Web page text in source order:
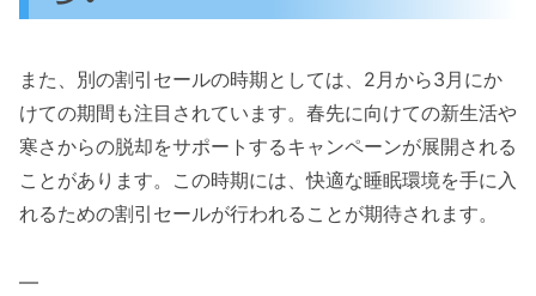
また、別の割引セールの時期としては、2月から3月にか
けての期間も注目されています。春先に向けての新生活や
寒さからの脱却をサポートするキャンペーンが展開される
ことがあります。この時期には、快適な睡眠環境を手に入
れるための割引セールが行われることが期待されます。
—